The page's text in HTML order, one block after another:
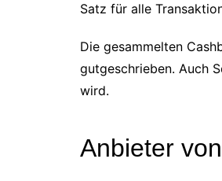
Satz für alle
Die gesammelten
gutgeschrieben. Auch
wird.
Anbieter